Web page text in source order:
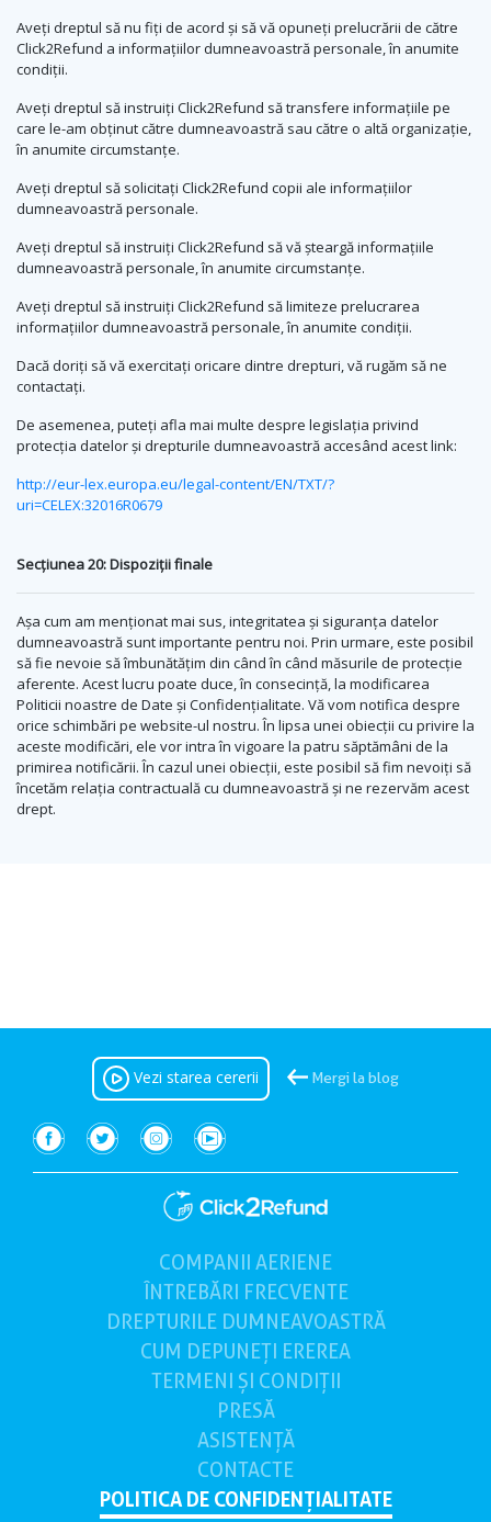
Aveți dreptul să nu fiți de acord și să vă opuneți prelucrării de către
Click2Refund a informațiilor dumneavoastră personale, în anumite
condiții.
Aveți dreptul să instruiți Click2Refund să transfere informațiile pe
care le-am obținut către dumneavoastră sau către o altă organizație,
în anumite circumstanțe.
Aveți dreptul să solicitați Click2Refund copii ale informațiilor
dumneavoastră personale.
Aveți dreptul să instruiți Click2Refund să vă șteargă informațiile
dumneavoastră personale, în anumite circumstanțe.
Aveți dreptul să instruiți Click2Refund să limiteze prelucrarea
informațiilor dumneavoastră personale, în anumite condiții.
Dacă doriți să vă exercitați oricare dintre drepturi, vă rugăm să ne
contactați.
De asemenea, puteți afla mai multe despre legislația privind
protecția datelor și drepturile dumneavoastră accesând acest link:
http://eur-lex.europa.eu/legal-content/EN/TXT/?
uri=CELEX:32016R0679
Secțiunea 20: Dispoziții finale
Așa cum am menționat mai sus, integritatea și siguranța datelor
dumneavoastră sunt importante pentru noi. Prin urmare, este posibil
să fie nevoie să îmbunătățim din când în când măsurile de protecție
aferente. Acest lucru poate duce, în consecință, la modificarea
Politicii noastre de Date și Confidențialitate. Vă vom notifica despre
orice schimbări pe website-ul nostru. În lipsa unei obiecții cu privire la
aceste modificări, ele vor intra în vigoare la patru săptămâni de la
primirea notificării. În cazul unei obiecții, este posibil să fim nevoiți să
încetăm relația contractuală cu dumneavoastră și ne rezervăm acest
drept.
Vezi starea cererii Mergi la blog
COMPANII AERIENE
ÎNTREBĂRI FRECVENTE(current)
DREPTURILEDUMNEAVOASTRĂ
CUM DEPUNEȚI
EREREA
TERMENI ȘI CONDIȚII
PRESĂ
ASISTENȚĂ
CONTACTE
POLITICA DE CONFIDENȚIALITATE